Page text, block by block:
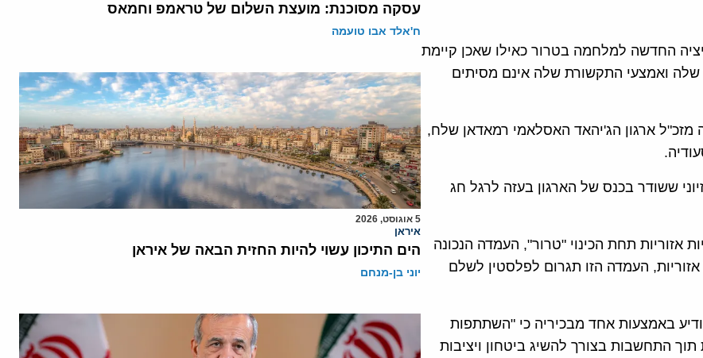
החדשה למלחמה בטרור כאילו שאכן קיימת
שלה ואמצעי התקשורת שלה אינם מסיתים
מזכ"ל ארגון הג'יהאד האסלאמי רמאדאן שלח,
בדצמבר בנאום טלוויזיוני ששודר בכנס של הארגון בעזה לרגל חג
תחת הכינוי "טרור", העמדה הנכונה
העמדה הזו תגרום לפלסטין לשלם
באמצעות אחד מבכיריה כי "השתתפות
התחשבות בצורך להשיג ביטחון ויציבות
עסקה מסוכנת: מועצת השלום של טראמפ וחמאס
ח'אלד אבו טועמה
5 אוגוסט, 2026
איראן
הים התיכון עשוי להיות החזית הבאה של איראן
יוני בן-מנחם